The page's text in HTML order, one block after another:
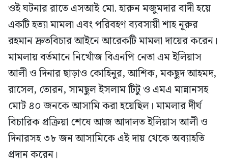
ওই ঘটনার রাতে এসআই মো. হারুন মজুমদার বাদী হয়ে
একটি হত্যা মামলা এবং পরিবহণ ব্যবসায়ী শাহ নূরুর
রহমান দ্রুতবিচার আইনে আরেকটি মামলা দায়ের করেন।
মামলায় বর্তমানে নিখোঁজ বিএনপি নেতা এম ইলিয়াস
আলী ও দিনার ছাড়াও কোহিনুর, আশিক, মকছুদ আহমদ,
রাসেল, তোরন, সামছুল ইসলাম টিটু ও এমএ মান্নানসহ
মোট ৪০ জনকে আসামি করা হয়েছিল। মামলার দীর্ঘ
বিচারিক প্রক্রিয়া শেষে আজ আদালত ইলিয়াস আলী ও
দিনারসহ ৩৮ জন আসামিকে এই দায় থেকে অব্যাহতি
প্রদান করেন।